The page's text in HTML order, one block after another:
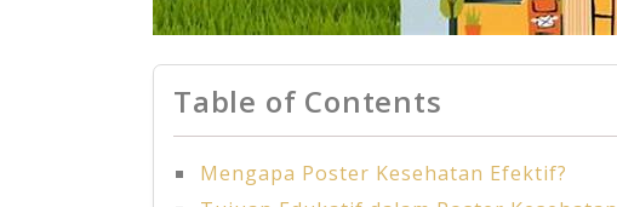
Table of Contents
Mengapa Poster Kesehatan Efektif?